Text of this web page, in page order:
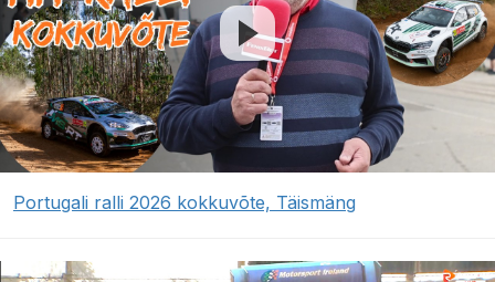
Portugali ralli 2026 kokkuvõte, Täismäng